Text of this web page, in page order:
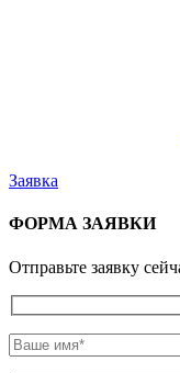
Заявка
ФОРМА ЗАЯВКИ
Отправьте заявку